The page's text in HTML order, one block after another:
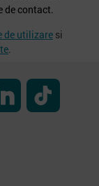
de contact.
de utilizare si
.
LinkedIn